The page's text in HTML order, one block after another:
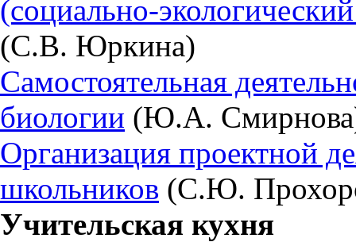
(социально-
(С.В. Юркина)
Самостоятельная
биологии (Ю.А.
Организация проектной
школьников (С.Ю.
Учительская кухня